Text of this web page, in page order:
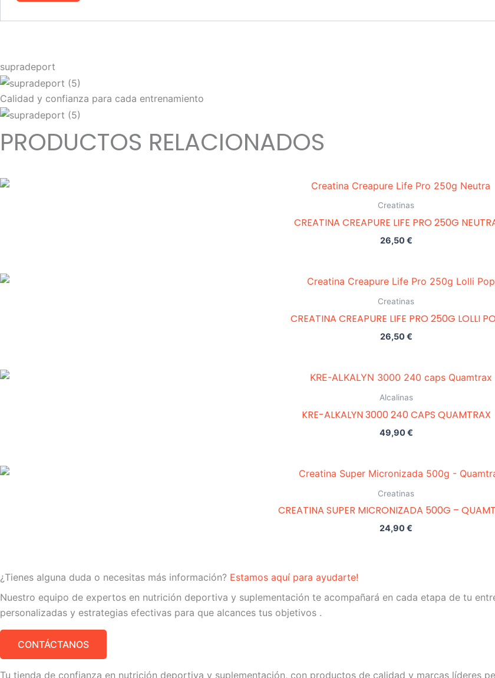
supradeport
Calidad y confianza para cada entrenamiento
PRODUCTOS RELACIONADOS
Creatinas
CREATINA CREAPURE LIFE PRO 250G
26,50€
Creatinas
CREATINA CREAPURE LIFE PRO 250G LOLLI
26,50€
Alcalinas
KRE-ALKALYN 3000 240 CAPS QUAMTRAX
49,90€
Creatinas
CREATINA SUPER MICRONIZADA 500G –
24,90€
¿Tienes alguna duda o necesitas más información? Estamos aquí para ayudarte!
Nuestro equipo de expertos en nutrición deportiva y suplementación te acompañará en cada etapa de tu
personalizadas y estrategias efectivas para que alcances tus objetivos .
CONTÁCTANOS
Tu tienda de confianza en nutrición deportiva y suplementación, con productos de calidad y marcas líderes